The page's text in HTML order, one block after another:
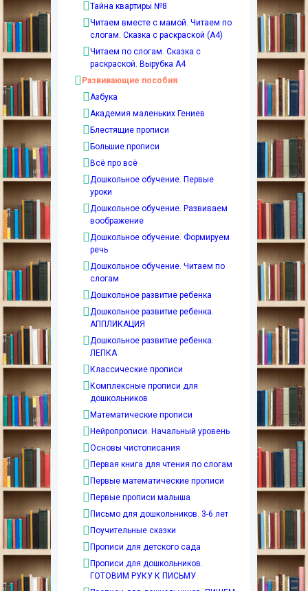
Тайна квартиры №8
Читаем вместе с мамой. Читаем по
слогам. Сказка с раскраской (А4)
Читаем по слогам. Сказка с
раскраской. Вырубка А4
Развивающие пособия
Азбука
Академия маленьких Гениев
Блестящие прописи
Большие прописи
Всё про всё
Дошкольное обучение. Первые
уроки
Дошкольное обучение. Развиваем
воображение
Дошкольное обучение. Формируем
речь
Дошкольное обучение. Читаем по
слогам
Дошкольное развитие ребенка
Дошкольное развитие ребенка.
АППЛИКАЦИЯ
Дошкольное развитие ребенка.
ЛЕПКА
Классические прописи
Комплексные прописи для
дошкольников
Математические прописи
Нейропрописи. Начальный уровень
Основы чистописания
Первая книга для чтения по слогам
Первые математические прописи
Первые прописи малыша
Письмо для дошкольников. 3-6 лет
Поучительные сказки
Прописи для детского сада
Прописи для дошкольников.
ГОТОВИМ РУКУ К ПИСЬМУ